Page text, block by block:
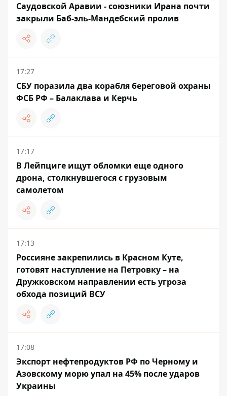
Саудовской Аравии - союзники Ирана почти
закрыли Баб-эль-Мандебский пролив
17:27
СБУ поразила два корабля береговой охраны
ФСБ РФ – Балаклава и Керчь
17:17
В Лейпциге ищут обломки еще одного
дрона, столкнувшегося с грузовым
самолетом
17:13
Россияне закрепились в Красном Куте,
готовят наступление на Петровку – на
Дружковском направлении есть угроза
обхода позиций ВСУ
17:08
Экспорт нефтепродуктов РФ по Черному и
Азовскому морю упал на 45% после ударов
Украины